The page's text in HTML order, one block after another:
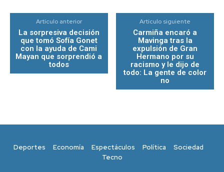
Artículo anterior
La sorpresiva decisión
que tomó Sofía Gonet
con la ayuda de Cami
Mayan que sorprendió a
todos
Artículo siguiente
Carmiña encaró a
Mavinga tras la
expulsión de Gran
Hermano por su
racismo y le dijo de
todo: La gente de color
no
Deportes Economía Espectáculos Política
Sociedad
Tecno